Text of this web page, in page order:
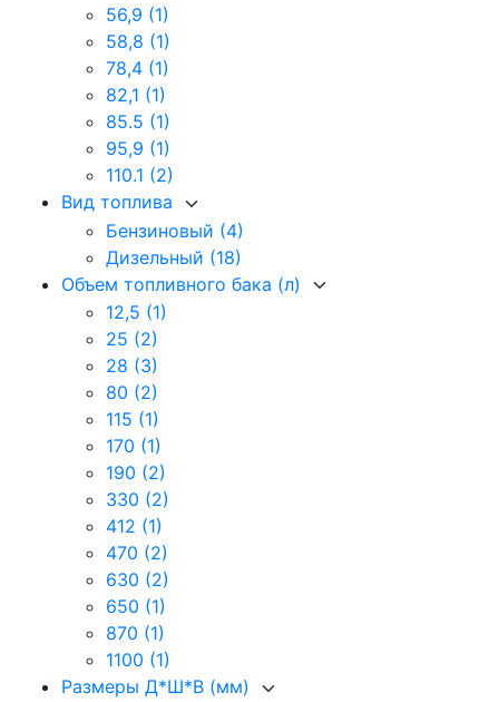
56,9 (1)
58,8 (1)
78,4 (1)
82,1 (1)
85.5 (1)
95,9 (1)
110.1 (2)
Вид топлива
Бензиновый (4)
Дизельный (18)
Объем топливного бака (л)
12,5 (1)
25 (2)
28 (3)
80 (2)
115 (1)
170 (1)
190 (2)
330 (2)
412 (1)
470 (2)
630 (2)
650 (1)
870 (1)
1100 (1)
Размеры Д*Ш*В (мм)